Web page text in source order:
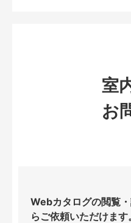
室
お
Webカタログの閲覧
らご依頼いただけます。